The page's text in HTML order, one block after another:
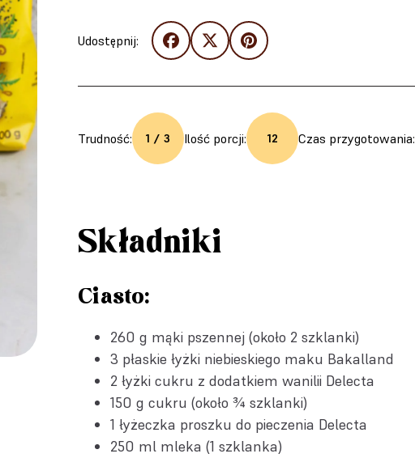
Udostępnij:
Trudność: 1 / 3 Ilość porcji: 12 Czas przygotowania:
Składniki
Ciasto:
260 g mąki pszennej (około 2 szklanki)
3 płaskie łyżki niebieskiego maku Bakalland
2 łyżki cukru z dodatkiem wanilii Delecta
150 g cukru (około ¾ szklanki)
1 łyżeczka proszku do pieczenia Delecta
250 ml mleka (1 szklanka)